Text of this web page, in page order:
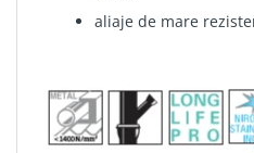
aliaje de mare